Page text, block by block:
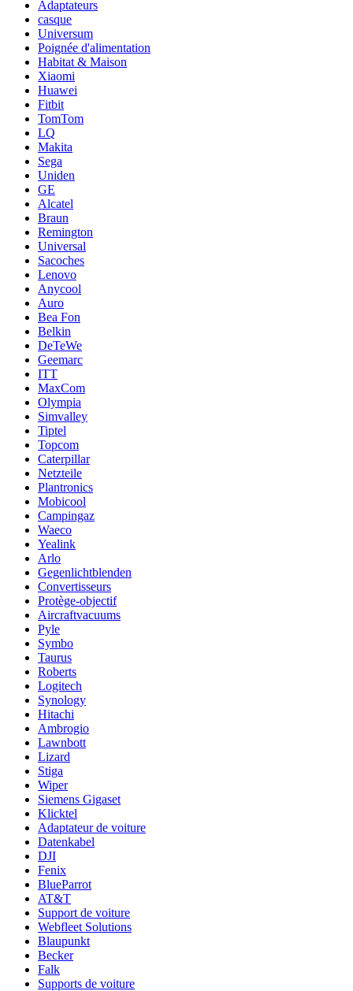
Adaptateurs
casque
Universum
Poignée d'alimentation
Habitat & Maison
Xiaomi
Huawei
Fitbit
TomTom
LQ
Makita
Sega
Uniden
GE
Alcatel
Braun
Remington
Universal
Sacoches
Lenovo
Anycool
Auro
Bea Fon
Belkin
DeTeWe
Geemarc
ITT
MaxCom
Olympia
Simvalley
Tiptel
Topcom
Caterpillar
Netzteile
Plantronics
Mobicool
Campingaz
Waeco
Yealink
Arlo
Gegenlichtblenden
Convertisseurs
Protège-objectif
Aircraftvacuums
Pyle
Symbo
Taurus
Roberts
Logitech
Synology
Hitachi
Ambrogio
Lawnbott
Lizard
Stiga
Wiper
Siemens Gigaset
Klicktel
Adaptateur de voiture
Datenkabel
DJI
Fenix
BlueParrot
AT&T
Support de voiture
Webfleet Solutions
Blaupunkt
Becker
Falk
Supports de voiture